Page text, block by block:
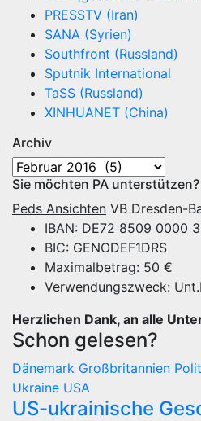
PRESSTV (Iran)
SANA (Syrien)
Southfront (Russland)
Sputnik International
TaSS (Russland)
XINHUANET (China)
Archiv
Archiv
Sie möchten PA unterstützen?
Peds Ansichten VB Dresden-
IBAN: DE72 8509 0000
BIC: GENODEF1DRS
Maximalbetrag: 50 €
Verwendungszweck:
Herzlichen Dank, an alle
Schon gelesen?
Dänemark Großbritannien
Ukraine USA
US-ukrainische